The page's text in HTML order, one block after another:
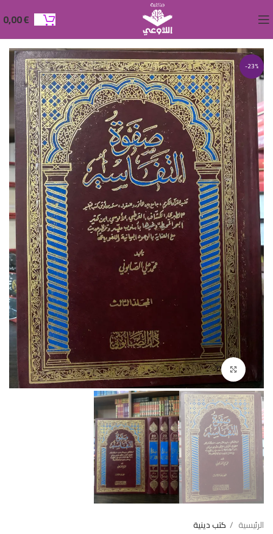
0,00€
-23%
Click to enlarge
الرئيسية كتب دينية